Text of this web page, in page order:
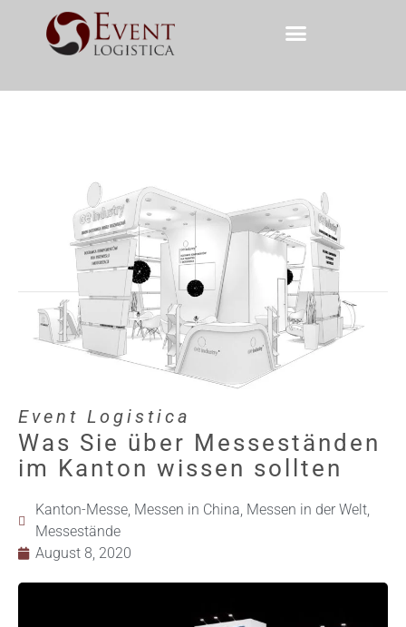
Event Logistica
Was Sie über Messeständen
im Kanton wissen sollten
Kanton-Messe, Messen in China, Messen in der Welt,
Messestände
August 8, 2020